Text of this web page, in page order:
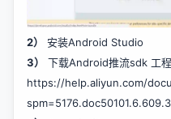
2）
安装Android Studio
3）
下载Android推流sdk 工程
https://help.aliyun.com/